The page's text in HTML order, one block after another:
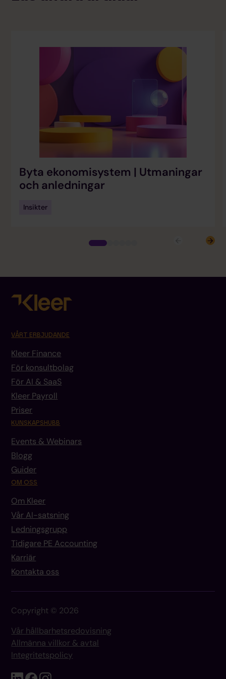
Byta ekonomisystem | Utmaningar
och anledningar
Insikter
VÅRT ERBJUDANDE
Kleer Finance
För konsultbolag
För AI & SaaS
Kleer Payroll
Priser
KUNSKAPSHUBB
Events & Webinars
Blogg
Guider
OM OSS
Om Kleer
Vår AI-satsning
Ledningsgrupp
Tidigare PE Accounting
Karriär
Kontakta oss
Copyright © 2026
Vår hållbarhetsredovisning
Allmänna villkor & avtal
Integritetspolicy